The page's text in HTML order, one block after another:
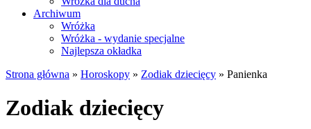
Archiwum
Wróżka
Wróżka - wydanie specjalne
Najlepsza okładka
Strona główna » Horoskopy » Zodiak dziecięcy » Panienka
Zodiak dziecięcy